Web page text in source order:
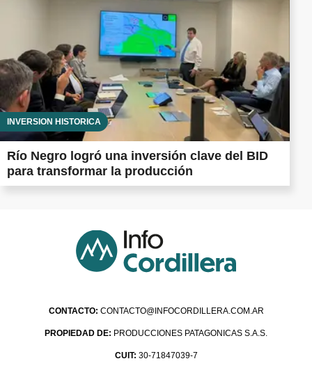
INVERSIÓN HISTÓRICA
Río Negro logró una inversión clave del BID
para transformar la producción
CONTACTO: CONTACTO@INFOCORDILLERA.COM.AR
PROPIEDAD DE: PRODUCCIONES PATAGONICAS S.A.S.
CUIT: 30-71847039-7